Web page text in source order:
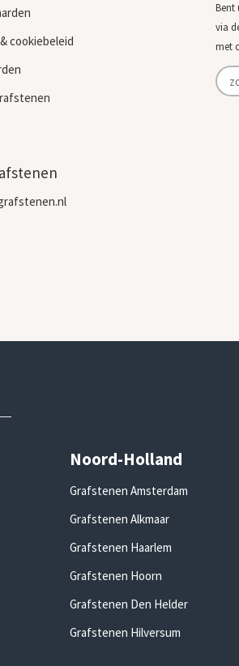
cookiebeleid
Bent
via
met
Noord-Holland
Grafstenen Amsterdam
Grafstenen Alkmaar
Grafstenen Haarlem
Grafstenen Hoorn
Grafstenen Den Helder
Grafstenen Hilversum